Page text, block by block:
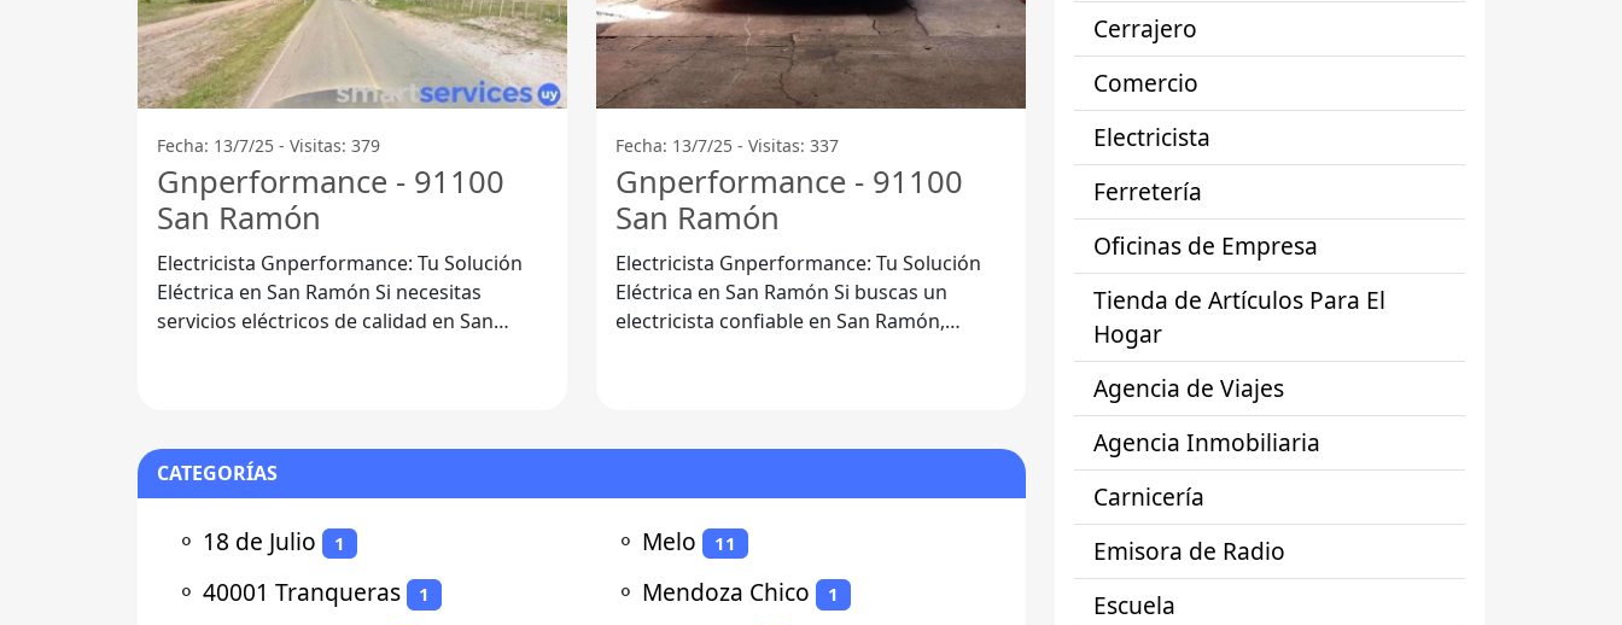
Fecha: 13/7/25 - Visitas: 379
Gnperformance - 91100
San Ramón
Electricista Gnperformance: Tu Solución
Eléctrica en San Ramón Si necesitas
servicios eléctricos de calidad en San
Fecha: 13/7/25 - Visitas: 337
Gnperformance - 91100
San Ramón
Electricista Gnperformance: Tu Solución
Eléctrica en San Ramón Si buscas un
electricista confiable en San Ramón,
CATEGORÍAS
⚬ 18 de Julio 1
⚬ 40001 Tranqueras 1
⚬ Melo 11
⚬ Mendoza Chico 1
Cerrajero
Comercio
Electricista
Ferretería
Oficinas de Empresa
Tienda de Artículos Para El
Hogar
Agencia de Viajes
Agencia Inmobiliaria
Carnicería
Emisora de Radio
Escuela